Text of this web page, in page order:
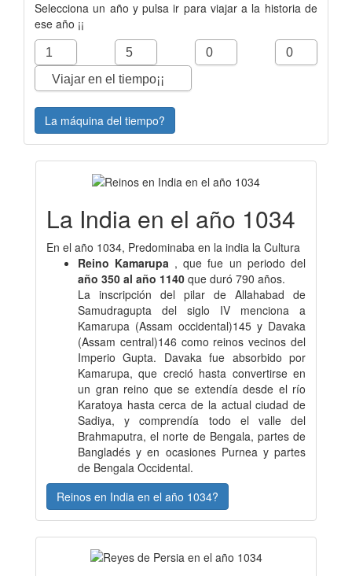
Selecciona un año y pulsa ir para viajar a la historia de
ese año ¡¡
La máquina del tiempo?
La India en el año 1034
En el año 1034, Predominaba en la india la Cultura
Reino Kamarupa , que fue un periodo del
año 350 al año 1140 que duró 790 años.
La inscripción del pilar de Allahabad de
Samudragupta del siglo IV menciona a
Kamarupa (Assam occidental)145​ y Davaka
(Assam central)146​ como reinos vecinos del
Imperio Gupta. Davaka fue absorbido por
Kamarupa, que creció hasta convertirse en
un gran reino que se extendía desde el río
Karatoya hasta cerca de la actual ciudad de
Sadiya, y comprendía todo el valle del
Brahmaputra, el norte de Bengala, partes de
Bangladés y en ocasiones Purnea y partes
de Bengala Occidental.
Reinos en India en el año 1034?